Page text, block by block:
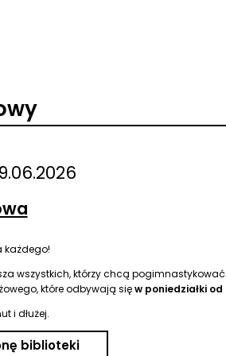
każdego!
wszystkich, którzy chcą pogimnastykować
które odbywają się w poniedziałki od
i dłużej.
biblioteki